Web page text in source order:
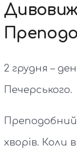
2 грудня –
Печерського.
Преподобний
хворів. Коли